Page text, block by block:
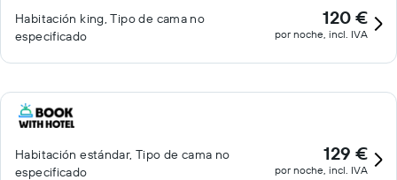
Habitación king, Tipo de cama no
especificado
120 €
por noche, incl. IVA
Habitación estándar, Tipo de cama no
especificado
129 €
por noche, incl. IVA